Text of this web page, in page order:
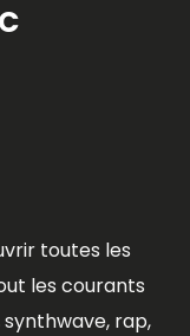
toutes les
les courants
rap,